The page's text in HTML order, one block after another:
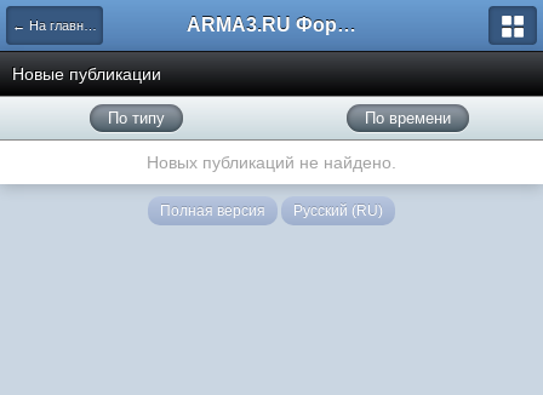
← На главную ARMA3.RU Форум
Новые публикации
По типу По времени
Новых публикаций не найдено.
Полная версия Русский (RU)